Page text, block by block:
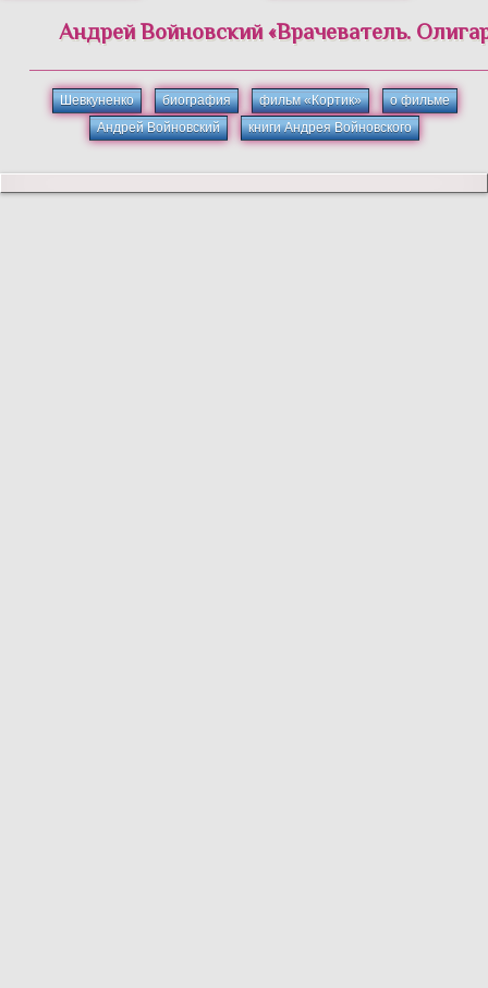
Андрей Войновский«Врачеватель.
Шевкуненко биография фильм «Кортик»
о фильме
Андрей Войновский
книги Андрея Войновского